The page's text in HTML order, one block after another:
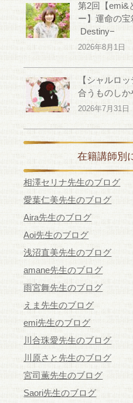
第2回【emi&
ー】運命の
Destiny−
2026年8月1日
【シャルロ
合うものし
2026年7月31日
在籍講師別
相澤セリナ先生のブログ
愛葉仁美先生のブログ
Aira先生のブログ
Aoi先生のブログ
浅沼直美先生のブログ
amane先生のブログ
雨宮舞先生のブログ
えま先生のブログ
emi先生のブログ
川合珠愛先生のブログ
川原さと先生のブログ
宮司薫先生のブログ
Saori先生のブログ